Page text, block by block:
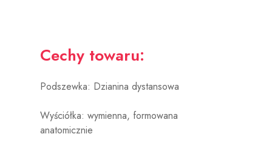
Cechy towaru:
Podszewka: Dzianina dystansowa
Wyściółka: wymienna, formowana
anatomicznie